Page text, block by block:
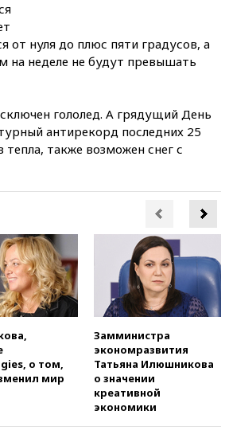
11:04«Ведомости»: на партию
«Яблоко» ополчились
в России могут обязать
раздавать питьевую воду
бесплатно
понимает невозможность
одновременного членства в
ЕС и ЕАЭС
10:21
ФСБ задержала более
20 сотрудников пунктов
«Москве-Сити»
10:13
Минтранс предлагает
тратить средства дорожных
фондов на защиту трасс от
09:56Хакеры нашли
от нуля до плюс пяти градусов, а
на неделе не будут превышать
гололед. А грядущий День
антирекорд последних 25
также возможен снег с
о том,
мир
Замминистра
экономразвития
Татьяна Илюшникова
о значении
креативной
экономики